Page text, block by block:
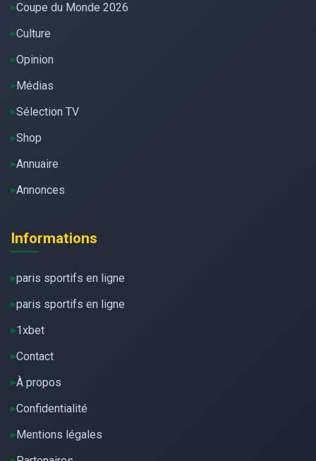
Coupe du Monde 2026
Culture
Opinion
Médias
Sélection TV
Shop
Annuaire
Annonces
Informations
paris sportifs en ligne
paris sportifs en ligne
1xbet
Contact
À propos
Confidentialité
Mentions légales